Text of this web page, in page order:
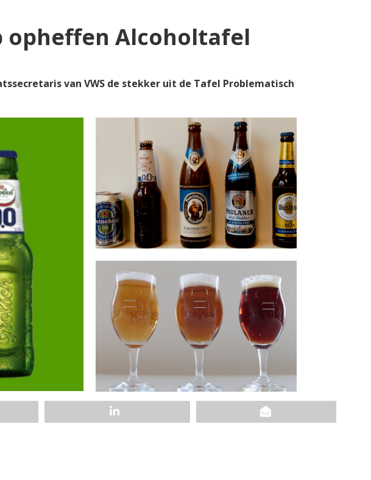
opheffen Alcoholtafel
van VWS de stekker uit de Tafel Problematisch